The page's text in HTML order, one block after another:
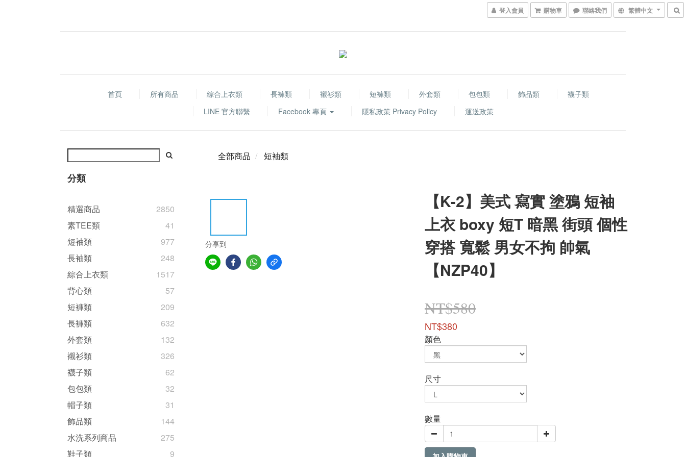
登入會員 購物車 聯絡我們 繁體中文
首頁 所有商品 綜合上衣類 長褲類 襯衫類 短褲類 外套類 包包類 飾品類
襪子類
LINE 官方聯繫
Facebook 專頁 隱私政策 Privacy Policy 運送政策
分類
精選商品
2850
素TEE類
41
短袖類
977
長袖類
248
綜合上衣類
1517
背心類
57
短褲類
209
長褲類
632
外套類
132
襯衫類
326
襪子類
62
包包類
32
帽子類
31
飾品類
144
水洗系列商品
275
鞋子類
9
全部商品 短袖類
分享到
【K-2】美式 寫實 塗鴉 短袖
上衣 boxy 短T 暗黑 街頭 個性
穿搭 寬鬆 男女不拘 帥氣
【NZP40】
NT$580
NT$380
顏色
尺寸
數量